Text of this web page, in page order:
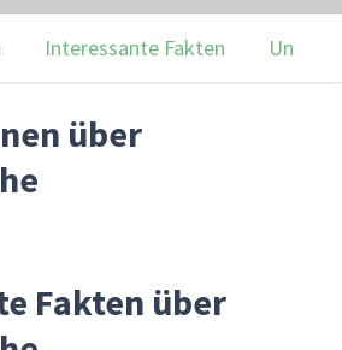
Interessante Fakten Unsere
über
Fakten über